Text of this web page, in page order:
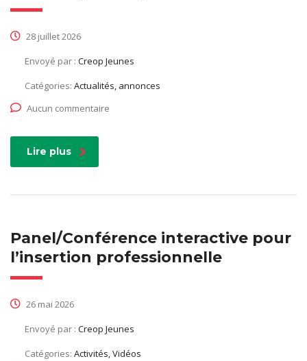
28 juillet 2026
Envoyé par : Creop Jeunes
Catégories: Actualités, annonces
Aucun commentaire
Lire plus
Panel/Conférence interactive pour
l’insertion professionnelle
26 mai 2026
Envoyé par : Creop Jeunes
Catégories: Activités, Vidéos